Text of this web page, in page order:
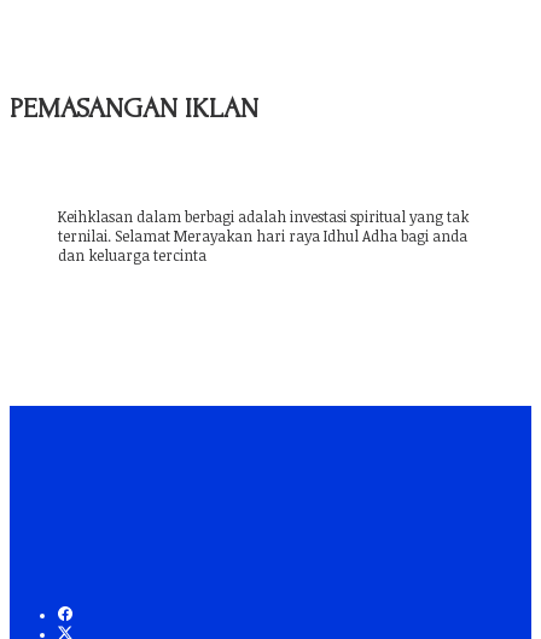
PEMASANGAN IKLAN
Keihklasan dalam berbagi adalah investasi spiritual yang tak
ternilai. Selamat Merayakan hari raya Idhul Adha bagi anda
dan keluarga tercinta